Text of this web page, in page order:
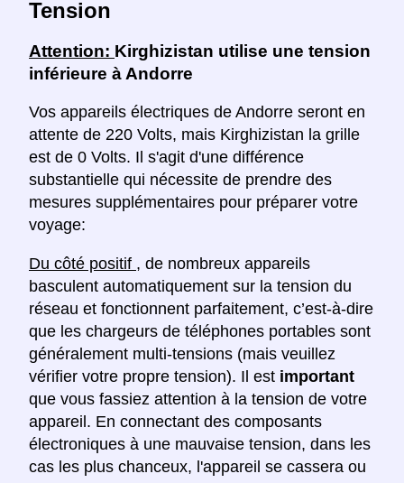
Tension
Attention: Kirghizistan utilise une tension
inférieure à Andorre
Vos appareils électriques de Andorre seront en
attente de 220 Volts, mais Kirghizistan la grille
est de 0 Volts. Il s'agit d'une différence
substantielle qui nécessite de prendre des
mesures supplémentaires pour préparer votre
voyage:
Du côté positif , de nombreux appareils
basculent automatiquement sur la tension du
réseau et fonctionnent parfaitement, c’est-à-dire
que les chargeurs de téléphones portables sont
généralement multi-tensions (mais veuillez
vérifier votre propre tension). Il est important
que vous fassiez attention à la tension de votre
appareil. En connectant des composants
électroniques à une mauvaise tension, dans les
cas les plus chanceux, l'appareil se cassera ou